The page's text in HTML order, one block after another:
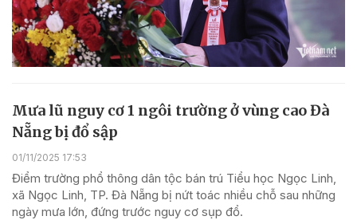
Mưa lũ nguy cơ 1 ngôi trường ở vùng cao Đà
Nẵng bị đổ sập
01/11/2025 17:53
Điểm trường phổ thông dân tộc bán trú Tiểu học Ngọc Linh,
xã Ngọc Linh, TP. Đà Nẵng bị nứt toác nhiều chỗ sau những
ngày mưa lớn, đứng trước nguy cơ sụp đổ.